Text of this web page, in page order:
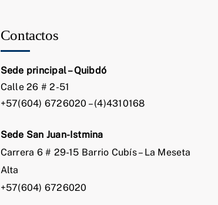
Contactos
Sede principal – Quibdó
Calle 26 # 2-51
+57(604) 6726020 – (4)4310168
Sede San Juan-Istmina
Carrera 6 # 29-15 Barrio Cubís – La Meseta
Alta
+57(604) 6726020